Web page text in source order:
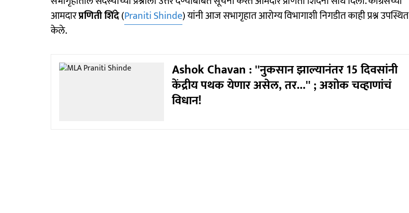
आमदारप्रणिती शिंदे(Praniti Shinde) यांनी आज सभागृहात आरोग्य विभागाशी निगडीत काही प्रश्न उपस्थित
केले.
Ashok Chavan : ''नुकसान झाल्यानंतर 15 दिवसांनी
केंद्रीय पथक येणार असेल, तर...'' ; अशोक चव्हाणांचं
विधान!